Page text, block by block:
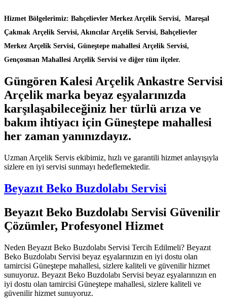
Hizmet Bölgelerimiz: Bahçelievler Merkez Arçelik Servisi, Mareşal
Çakmak Arçelik Servisi, Akıncılar Arçelik Servisi, Bahçelievler
Merkez Arçelik Servisi, Güneştepe mahallesi Arçelik Servisi,
Gençosman Mahallesi Arçelik Servisi ve diğer tüm ilçeler.
Güngören Kalesi Arçelik Ankastre Servisi
Arçelik marka beyaz eşyalarınızda
karşılaşabileceğiniz her türlü arıza ve
bakım ihtiyacı için Güneştepe mahallesi
her zaman yanınızdayız.
Uzman Arçelik Servis ekibimiz, hızlı ve garantili hizmet anlayışıyla
sizlere en iyi servisi sunmayı hedeflemektedir.
Beyazıt Beko Buzdolabı Servisi
Beyazıt Beko Buzdolabı Servisi Güvenilir
Çözümler, Profesyonel Hizmet
Neden Beyazıt Beko Buzdolabı Servisi Tercih Edilmeli? Beyazıt
Beko Buzdolabı Servisi beyaz eşyalarınızın en iyi dostu olan
tamircisi Güneştepe mahallesi, sizlere kaliteli ve güvenilir hizmet
sunuyoruz. Beyazıt Beko Buzdolabı Servisi beyaz eşyalarınızın en
iyi dostu olan tamircisi Güneştepe mahallesi, sizlere kaliteli ve
güvenilir hizmet sunuyoruz.